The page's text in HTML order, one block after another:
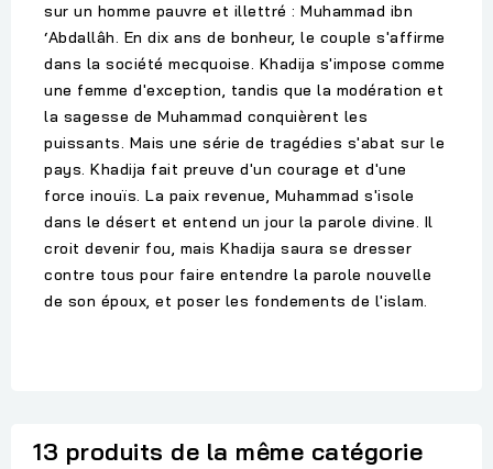
sur un homme pauvre et illettré : Muhammad ibn
‘Abdallâh. En dix ans de bonheur, le couple s'affirme
dans la société mecquoise. Khadija s'impose comme
une femme d'exception, tandis que la modération et
la sagesse de Muhammad conquièrent les
puissants. Mais une série de tragédies s'abat sur le
pays. Khadija fait preuve d'un courage et d'une
force inouïs. La paix revenue, Muhammad s'isole
dans le désert et entend un jour la parole divine. Il
croit devenir fou, mais Khadija saura se dresser
contre tous pour faire entendre la parole nouvelle
de son époux, et poser les fondements de l'islam.
13 produits de la même catégorie